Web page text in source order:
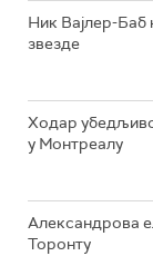
Ник Вајлер-
звезде
Ходар
у Монтреалу
Александрова
Торонту